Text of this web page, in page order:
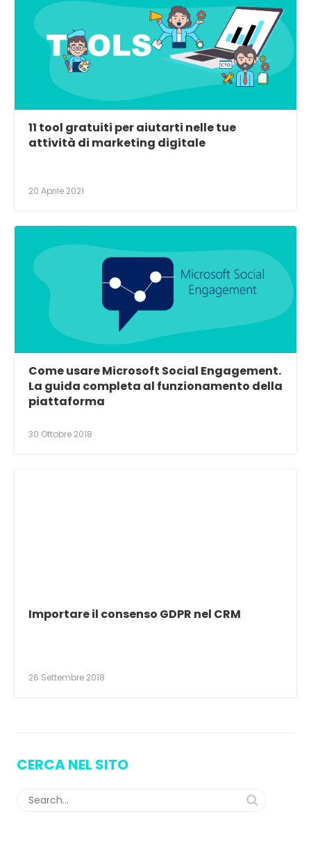
11 tool gratuiti per aiutarti nelle tue
attività di marketing digitale
20 Aprile 2021
Come usare Microsoft Social Engagement.
La guida completa al funzionamento della
piattaforma
30 Ottobre 2018
Importare il consenso GDPR nel CRM
26 Settembre 2018
CERCA NEL SITO